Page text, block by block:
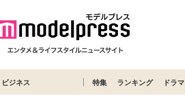
ビジネス 特集 ランキング ドラマ